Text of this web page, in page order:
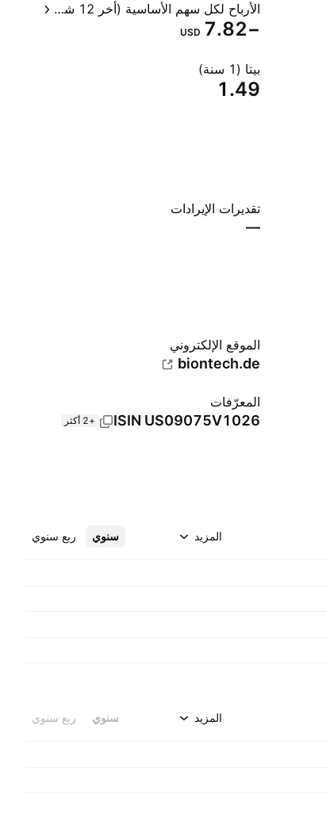
الأرباح لكل سهم الأساسية (أخر 12 شهر)
−7.82
USD
بيتا (1 سنة)
1.49
تقديرات الإيرادات
—
الموقع الإلكتروني
biontech.de
المعرّفات
ISIN US09075V1026 +2 أكثر
سنوي ربع سنوي المزيد
سنوي ربع سنوي المزيد